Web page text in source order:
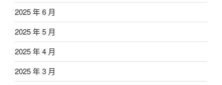
2025 年 6 月
2025 年 5 月
2025 年 4 月
2025 年 3 月